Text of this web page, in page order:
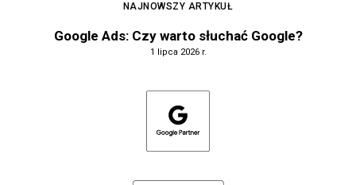
NAJNOWSZY ARTYKUŁ
Google Ads: Czy warto słuchać Google?
1 lipca 2026 r.